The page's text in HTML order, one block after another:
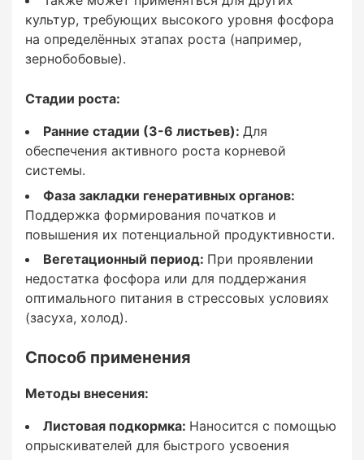
стрессовых условиях (засуха, холод).
Способ применения
Методы внесения:
Листовая подкормка:
Наносится с помощью опрыскивателей для
Совмещение с пестицидами:
растений, но рекомендуется провести тест на
совместимость.
культур, требующих высокого уровня фосфора
на определённых этапах роста (например,
зернобобовые).
Стадии роста:
Ранние стадии (3-6 листьев): Для
обеспечения активного роста корневой
системы.
Фаза закладки генеративных органов:
Поддержка формирования початков и
повышения их потенциальной продуктивности.
Вегетационный период: При проявлении
недостатка фосфора или для поддержания
оптимального питания в стрессовых условиях
(засуха, холод).
Способ применения
Методы внесения:
Листовая подкормка: Наносится с помощью
опрыскивателей для быстрого усвоения